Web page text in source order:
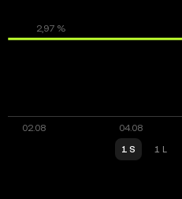
1 S 1 L